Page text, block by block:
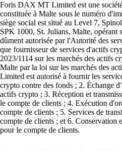
Foris DAX MT Limited est une
constituée à Malte sous le numéro
siège social est situé au Level 7,
SPK 1000, St. Julians, Malte, opérant
dûment autorisée par l'Autorité des
que fournisseur de services d'actifs
2023/1114 sur les marchés des actifs
Malte par la loi sur les marchés des
Limited est autorisé à fournir les
crypto contre des fonds ; 2. Échange
actifs crypto ; 3. Réception et
le compte de clients ; 4. Exécution
compte de clients ; 5. Services de
compte de clients ; et 6. Conservation
pour le compte de clients.